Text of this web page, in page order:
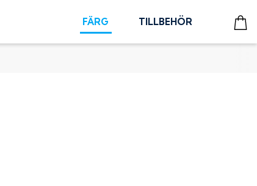
FÄRG TILLBEHÖR